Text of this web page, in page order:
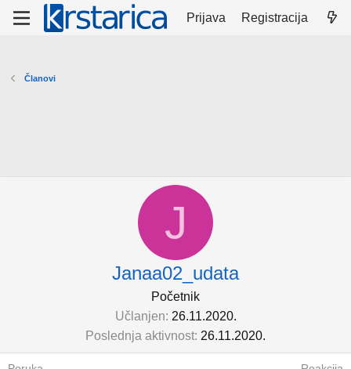
Prijava Registracija
Članovi
J
Janaa02_udata
Početnik
Učlanjen 26.11.2020.
Poslednja aktivnost 26.11.2020.